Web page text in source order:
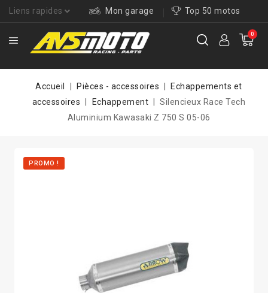
Liens rapides Mon garage Top 50 motos
0
Accueil Pièces - accessoires
Echappements et
accessoires
Echappement
Silencieux Race Tech
Aluminium Kawasaki Z 750 S 05-06
PROMO !